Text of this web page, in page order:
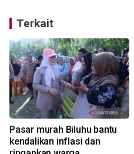
Terkait
Pasar murah Biluhu bantu
kendalikan inflasi dan